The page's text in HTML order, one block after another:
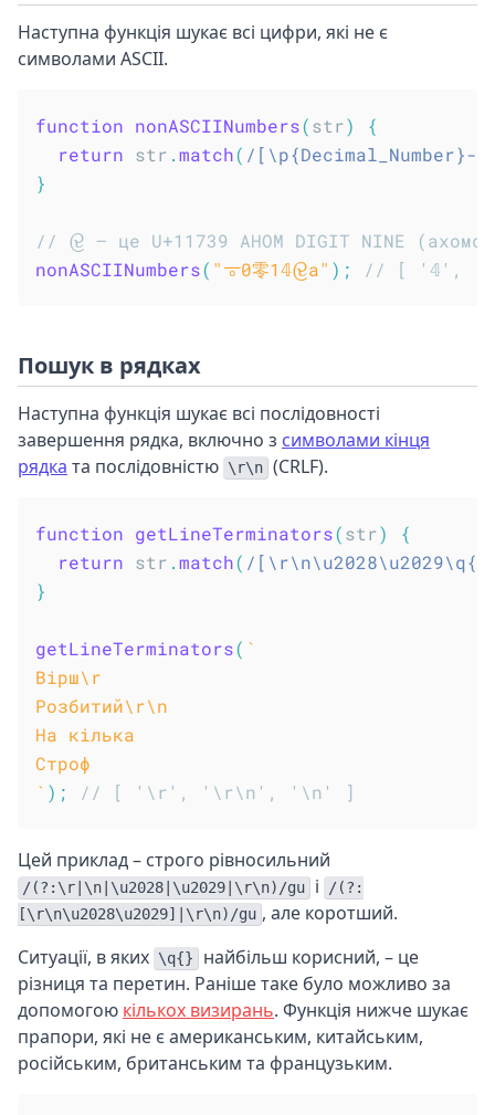
Наступна функція шукає всі цифри, які не є
символами ASCII.
function nonASCIINumbers(str)
{
return str .match( /
}
// 𑜹 – це U+11739 AHOM DIGIT NINE
nonASCIINumbers( "𐆊0零1𝟜𑜹a" ) ; // [ '𝟜',
Пошук в рядках
Наступна функція шукає всі послідовності
завершення рядка, включно з символами кінця
рядка та послідовністю \r\n (CRLF).
function getLineTerminators(str)
{
return str .match( /
}
getLineTerminators( `
Вірш\r
Розбитий\r\n
На кілька
` ) ; // [ '\r', '\r\n', '\n' ]
Цей приклад – строго рівносильний
/(?:\r|\n|\u2028|\u2029|\r\n)/gu і
/(?:
[\r\n\u2028\u2029]|\r\n)/gu , але коротший.
Ситуації, в яких \q{}
найбільш корисний, – це
різниця та перетин. Раніше таке було можливо за
допомогою кількох визирань. Функція нижче шукає
прапори, які не є американським, китайським,
російським, британським та французьким.